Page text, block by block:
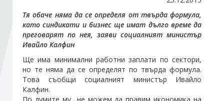
Стани член
Тя обаче няма да се определя от твърда формула,
като синдикати и бизнес ще имат дълго време да
преговарят по нея, заяви социалният министър
Ивайло Калфин
Ще има минимални работни заплати по сектори,
но те няма да се определят по твърда формула.
Това съобщи социалният министър Ивайло
Калфин.